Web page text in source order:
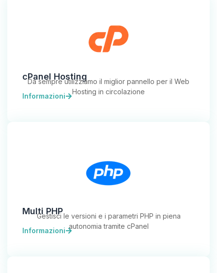
cPanel Hosting
Da sempre utilizziamo il miglior pannello per il Web
Hosting in circolazione
Informazioni
Multi PHP
Gestisci le versioni e i parametri PHP in piena
autonomia tramite cPanel
Informazioni